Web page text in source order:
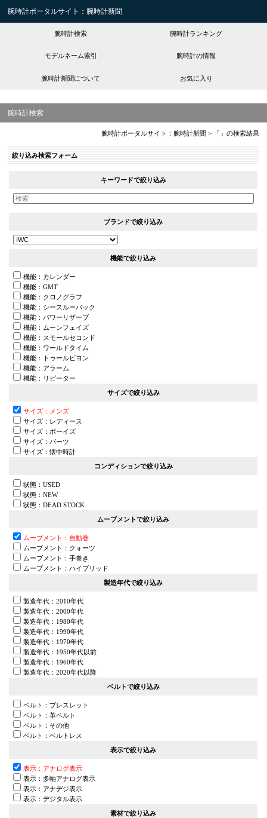
腕時計ポータルサイト：腕時計新聞
腕時計検索 腕時計ランキング
モデルネーム索引 腕時計の情報
腕時計新聞について お気に入り
腕時計検索
腕時計ポータルサイト：腕時計新聞 > 「」の検索結果
絞り込み検索フォーム
キーワードで絞り込み
ブランドで絞り込み
機能で絞り込み
機能：カレンダー
機能：GMT
機能：クロノグラフ
機能：シースルーバック
機能：パワーリザーブ
機能：ムーンフェイズ
機能：スモールセコンド
機能：ワールドタイム
機能：トゥールビヨン
機能：アラーム
機能：リピーター
サイズで絞り込み
サイズ：メンズ
サイズ：レディース
サイズ：ボーイズ
サイズ：パーツ
サイズ：懐中時計
コンディションで絞り込み
状態：USED
状態：NEW
状態：DEAD STOCK
ムーブメントで絞り込み
ムーブメント：自動巻
ムーブメント：クォーツ
ムーブメント：手巻き
ムーブメント：ハイブリッド
製造年代で絞り込み
製造年代：2010年代
製造年代：2000年代
製造年代：1980年代
製造年代：1990年代
製造年代：1970年代
製造年代：1950年代以前
製造年代：1960年代
製造年代：2020年代以降
ベルトで絞り込み
ベルト：ブレスレット
ベルト：革ベルト
ベルト：その他
ベルト：ベルトレス
表示で絞り込み
表示：アナログ表示
表示：多軸アナログ表示
表示：アナデジ表示
表示：デジタル表示
素材で絞り込み